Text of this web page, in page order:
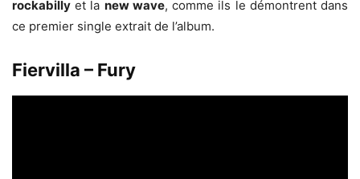
rockabilly et la new wave, comme ils le démontrent dans
ce premier single extrait de l’album.
Fiervilla – Fury